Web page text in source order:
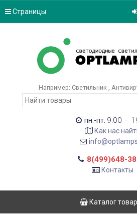
Страницы
Например: Светильник-
пн.-пт. 9:00 –
Как нас
8(499)648-
Контакты
Каталог